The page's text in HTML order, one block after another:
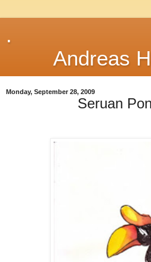
.
Andreas
Monday, September 28, 2009
Seruan